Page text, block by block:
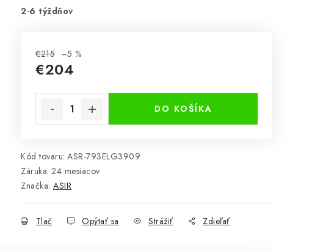
2-6 týždňov
€215 –5 %
€204
DO KOŠÍKA
Kód tovaru: ASR-793ELG3909
Záruka: 24 mesiacov
Značka: ASIR
Tlač Opýtať sa Strážiť Zdieľať